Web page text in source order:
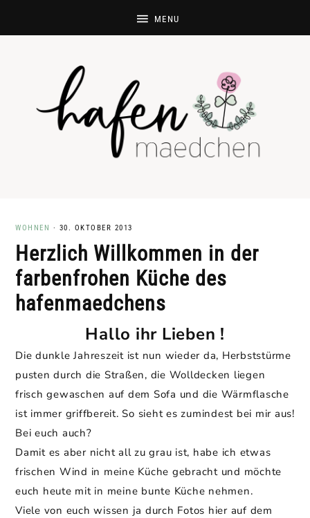
WOHNEN · 30. OKTOBER 2013
Herzlich Willkommen in der
farbenfrohen Küche des
hafenmaedchens
Hallo ihr Lieben !
Die dunkle Jahreszeit ist nun wieder da, Herbststürme
pusten durch die Straßen, die Wolldecken liegen
frisch gewaschen auf dem Sofa und die Wärmflasche
ist immer griffbereit. So sieht es zumindest bei mir aus!
Bei euch auch?
Damit es aber nicht all zu grau ist, habe ich etwas
frischen Wind in meine Küche gebracht und möchte
euch heute mit in meine bunte Küche nehmen.
Viele von euch wissen ja durch Fotos hier auf dem